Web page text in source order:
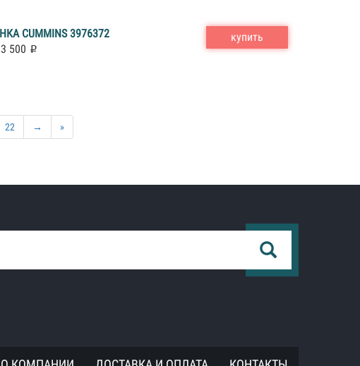
CUMMINS 3976372
500
купить
22 → »